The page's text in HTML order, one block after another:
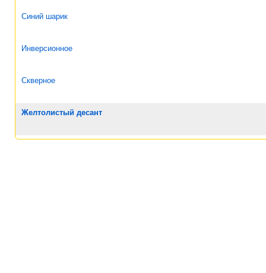
Синий шарик
Инверсионное
Скверное
Желтолистый десант